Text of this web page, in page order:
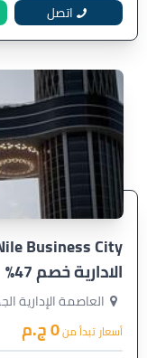
اتصل
الادارية خصم 47%
العاصمة الإدارية
أسعار تبدأ من0 ج.م